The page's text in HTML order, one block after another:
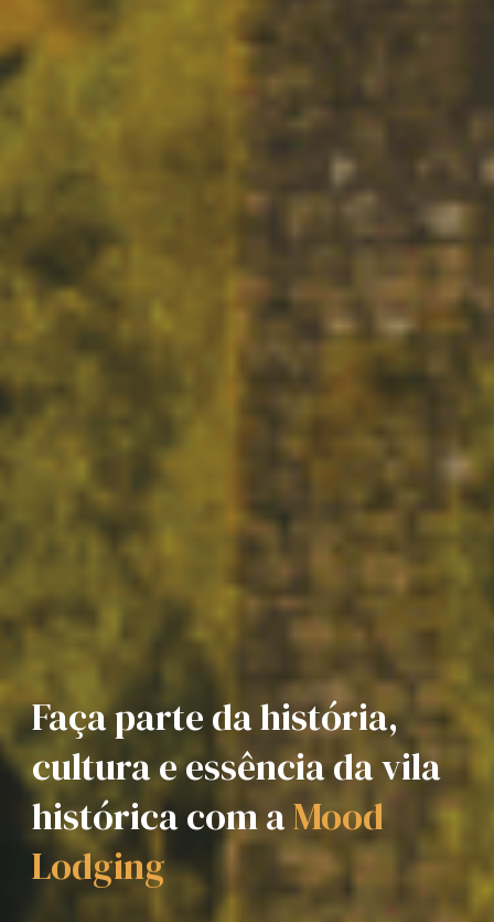
Faça parte da história,
cultura e essência da vila
histórica com aMood
Lodging